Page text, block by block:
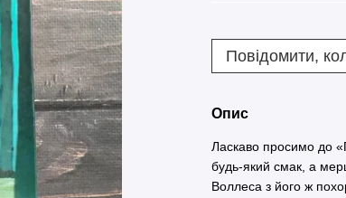
Повідомити,
Опис
Ласкаво просимо до
будь-який смак, а
Воллеса з його ж